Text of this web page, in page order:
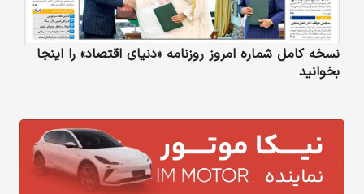
نسخه کامل شماره امروز روزنامه «دنیای‌ اقتصاد» را اینجا
بخوانید